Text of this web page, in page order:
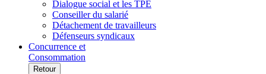
Dialogue social et les TPE
Conseiller du salarié
Détachement de travailleurs
Défenseurs syndicaux
Concurrence et
Consommation
Retour